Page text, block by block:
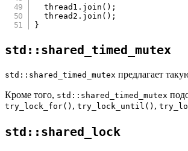
  thread1
. join ( ) ;
  thread2
. join ( ) ;
}
std::shared_timed_mutex
std::shared_timed_mutex предлагает
Кроме того, std::shared_timed_mutex
try_lock_for() , try_lock_until() ,
std::shared_lock